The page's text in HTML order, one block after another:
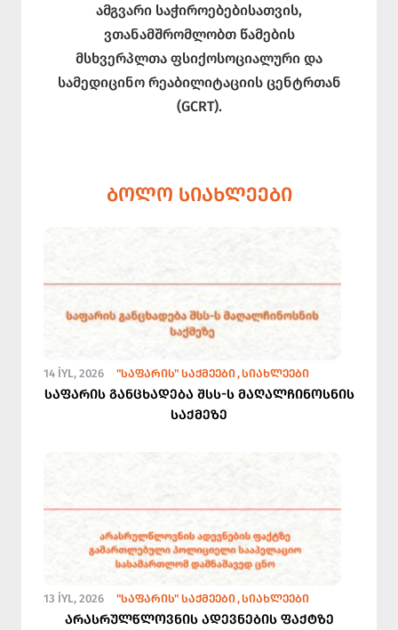
ამგვარი საჭიროებებისათვის,
ვთანამშრომლობთ წამების
მსხვერპლთა ფსიქოსოციალური და
სამედიცინო რეაბილიტაციის ცენტრთან
(GCRT).
ᲑᲝᲚᲝ ᲡᲘᲐᲮᲚᲔᲔᲑᲘ
14 İYL, 2026 "ᲡᲐᲤᲐᲠᲘᲡ" ᲡᲐᲥᲛᲔᲔᲑᲘ ᲡᲘᲐᲮᲚᲔᲔᲑᲘ
საფარის განცხადება შსს-ს მაღალჩინოსნის
საქმეზე
13 İYL, 2026 "ᲡᲐᲤᲐᲠᲘᲡ" ᲡᲐᲥᲛᲔᲔᲑᲘ ᲡᲘᲐᲮᲚᲔᲔᲑᲘ
არასრულწლოვნის ადევნების ფაქტზე